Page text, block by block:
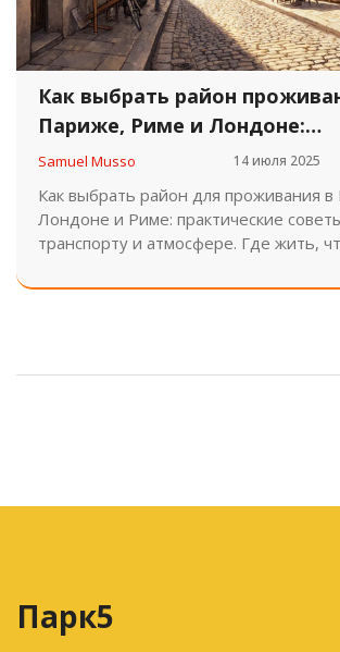
Как выбрать район
Париже, Риме и Лондоне:
практическое руководство
туристов
Samuel Musso 14 июля 2025
Как выбрать район для проживания
Лондоне и Риме: практические
транспорту и атмосфере. Где жить,
Парк5